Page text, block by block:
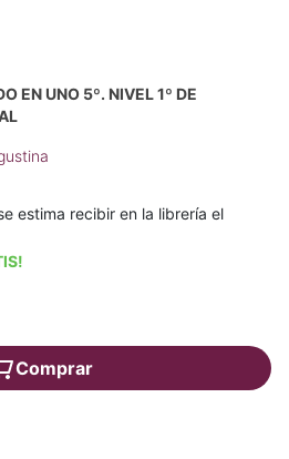
EN UNO 5º. NIVEL 1º DE
estima recibir en la librería el
Comprar